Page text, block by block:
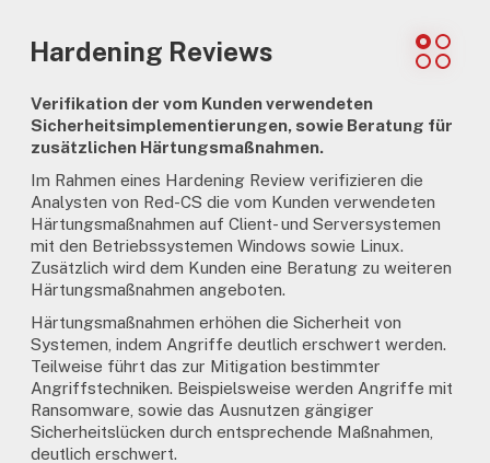
Hardening Reviews
Verifikation der vom Kunden verwendeten
Sicherheitsimplementierungen, sowie Beratung für
zusätzlichen Härtungsmaßnahmen.
Im Rahmen eines Hardening Review verifizieren die
Analysten von Red-CS die vom Kunden verwendeten
Härtungsmaßnahmen auf Client- und Serversystemen
mit den Betriebssystemen Windows sowie Linux.
Zusätzlich wird dem Kunden eine Beratung zu weiteren
Härtungsmaßnahmen angeboten.
Härtungsmaßnahmen erhöhen die Sicherheit von
Systemen, indem Angriffe deutlich erschwert werden.
Teilweise führt das zur Mitigation bestimmter
Angriffstechniken. Beispielsweise werden Angriffe mit
Ransomware, sowie das Ausnutzen gängiger
Sicherheitslücken durch entsprechende Maßnahmen,
deutlich erschwert.